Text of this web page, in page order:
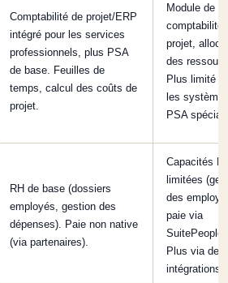
Comptabilité de projet/ERP
intégré pour les services
professionnels, plus PSA
de base. Feuilles de
temps, calcul des coûts de
projet.
Module de
comptabilité
projet,
des
Plus limité
les
PSA
RH de base (dossiers
employés, gestion des
dépenses). Paie non native
(via partenaires).
Capacités
limitées
des
paie via
Plus via des
intégrations.